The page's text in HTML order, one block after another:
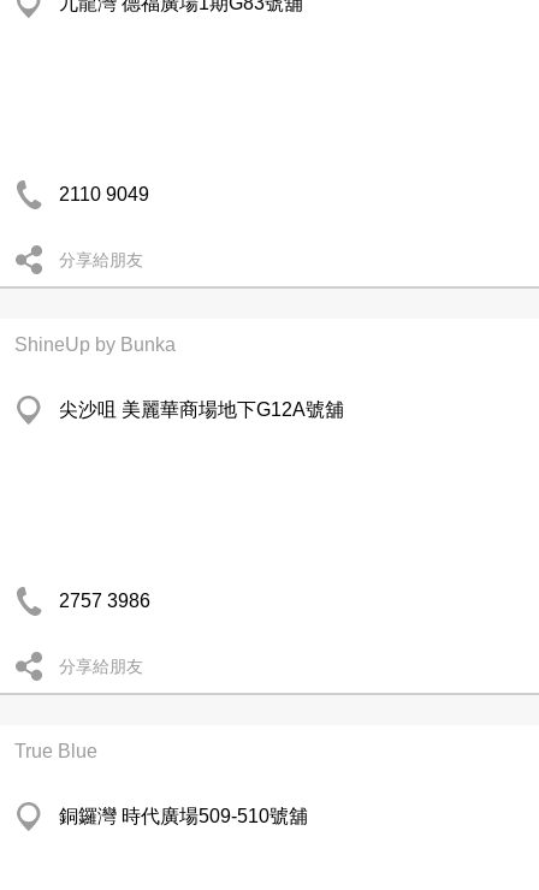
2110 9049
分享給朋友
ShineUp by Bunka
尖沙咀 美麗華商場地下G12A號舖
2757 3986
分享給朋友
True Blue
銅鑼灣 時代廣場509-510號舖